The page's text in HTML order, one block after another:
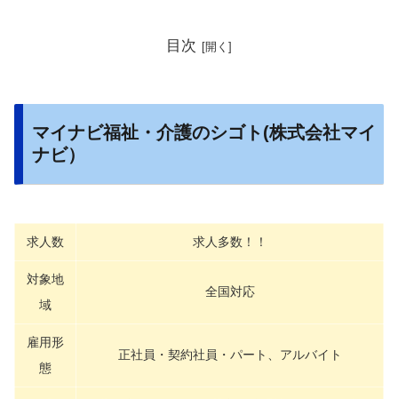
目次
マイナビ福祉・介護のシゴト(株式会社マイ
ナビ）
求人数 求人多数！！
対象地
域
全国対応
雇用形
態
正社員・契約社員・パート、アルバイト